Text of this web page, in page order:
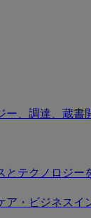
、調達、蔵書
テクノロジー
ア・ビジネス